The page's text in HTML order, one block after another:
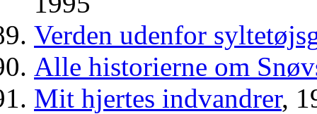
Verden udenfor
Alle historierne om
Mit hjertes indvandrer,